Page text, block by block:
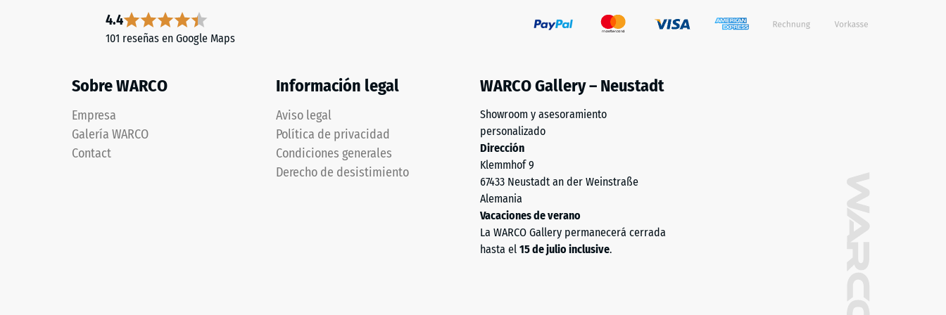
4.4
101 reseñas en Google Maps
Sobre WARCO
Empresa
Galería WARCO
Contact
Información legal
Aviso legal
Política de privacidad
Condiciones generales
Derecho de desistimiento
WARCO Gallery – Neustadt
Showroom y asesoramiento
personalizado
Dirección
Klemmhof 9
67433 Neustadt an der Weinstraße
Alemania
Vacaciones de verano
La WARCO Gallery permanecerá cerrada
hasta el 15 de julio inclusive.